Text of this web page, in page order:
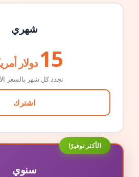
شهري
15 دولار
تجدد كل شهر بالسعر
اشترك
الأكثر توفيرًا
سنوي